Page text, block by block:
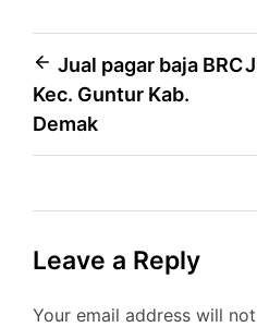
Post
navigation
Jual pagar baja BRC
Kec. Guntur Kab.
Demak
Leave a Reply
Your email address will